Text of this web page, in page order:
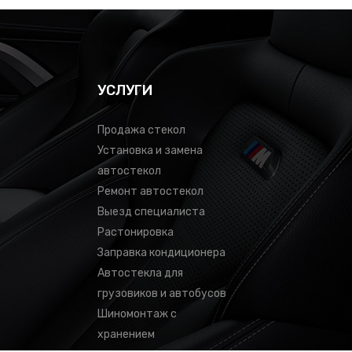
УСЛУГИ
Продажа стекол
Установка и замена
автостекол
Ремонт автостекол
Выезд специалиста
Растонировка
Заправка кондиционера
Автостекла для
грузовиков и автобусов
Шиномонтаж с
хранением